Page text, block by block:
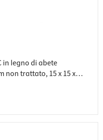
in legno di abete
non trattato, 15 x 15 x